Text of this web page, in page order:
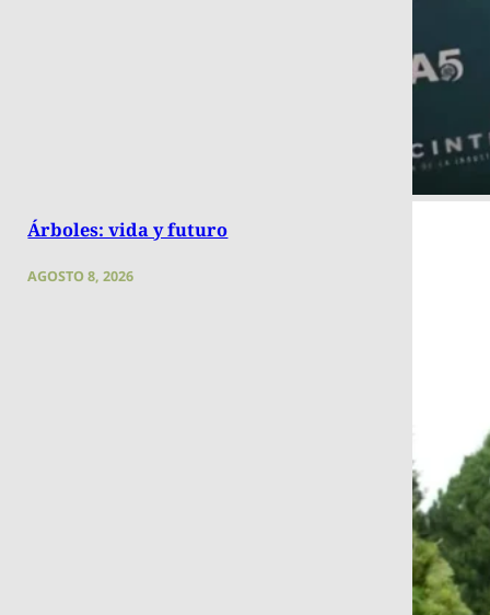
Árboles: vida y futuro
AGOSTO 8, 2026